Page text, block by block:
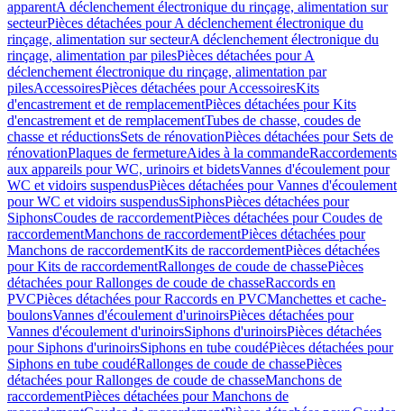
apparentA déclenchement électronique du rinçage, alimentation sur
secteurPièces détachées pour A déclenchement électronique du
rinçage, alimentation sur secteurA déclenchement électronique du
rinçage, alimentation par pilesPièces détachées pour A
déclenchement électronique du rinçage, alimentation par
pilesAccessoiresPièces détachées pour AccessoiresKits
d'encastrement et de remplacementPièces détachées pour Kits
d'encastrement et de remplacementTubes de chasse, coudes de
chasse et réductionsSets de rénovationPièces détachées pour Sets de
rénovationPlaques de fermetureAides à la commandeRaccordements
aux appareils pour WC, urinoirs et bidetsVannes d'écoulement pour
WC et vidoirs suspendusPièces détachées pour Vannes d'écoulement
pour WC et vidoirs suspendusSiphonsPièces détachées pour
SiphonsCoudes de raccordementPièces détachées pour Coudes de
raccordementManchons de raccordementPièces détachées pour
Manchons de raccordementKits de raccordementPièces détachées
pour Kits de raccordementRallonges de coude de chassePièces
détachées pour Rallonges de coude de chasseRaccords en
PVCPièces détachées pour Raccords en PVCManchettes et cache-
boulonsVannes d'écoulement d'urinoirsPièces détachées pour
Vannes d'écoulement d'urinoirsSiphons d'urinoirsPièces détachées
pour Siphons d'urinoirsSiphons en tube coudéPièces détachées pour
Siphons en tube coudéRallonges de coude de chassePièces
détachées pour Rallonges de coude de chasseManchons de
raccordementPièces détachées pour Manchons de